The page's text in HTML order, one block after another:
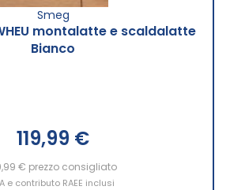
Smeg
montalatte e scaldalatte
Bianco
119,99 €
€ prezzo consigliato
e contributo RAEE inclusi